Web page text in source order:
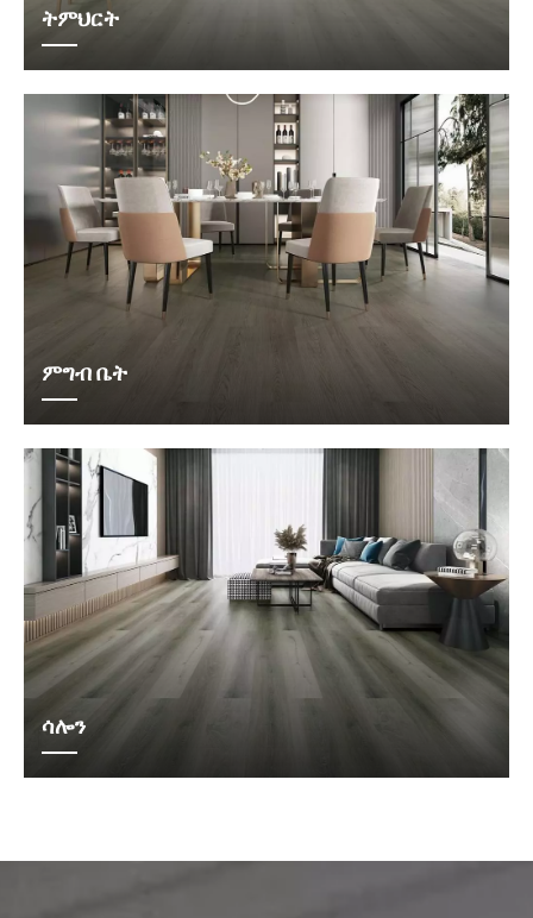
ትምህርት
ምግብ ቤት
ሳሎን